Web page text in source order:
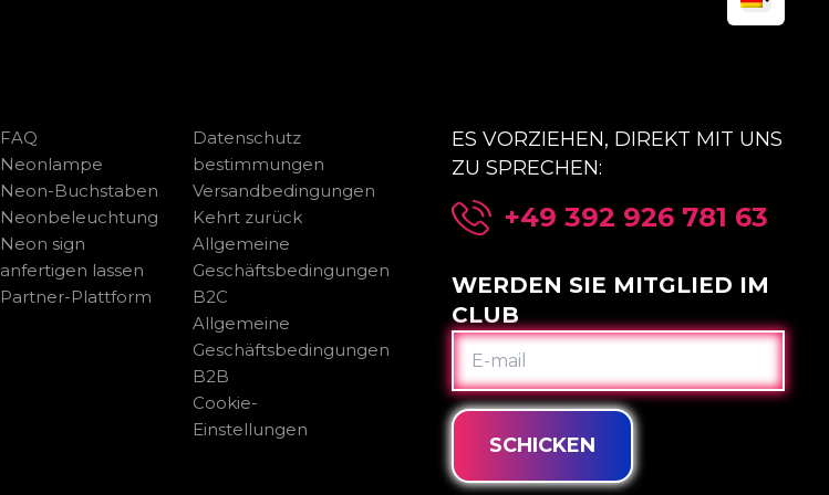
FAQ
Neonlampe
Neon-Buchstaben
Neonbeleuchtung
Neon sign
anfertigen lassen
Partner-Plattform
Datenschutz
bestimmungen
Versandbedingungen
Kehrt zurück
Allgemeine
Geschäftsbedingungen
B2C
Allgemeine
Geschäftsbedingungen
B2B
Cookie-
Einstellungen
ES VORZIEHEN, DIREKT MIT UNS
ZU SPRECHEN:
+49 392 926 781 63
WERDEN SIE MITGLIED IM
CLUB
E-
MAIL
SCHICKEN